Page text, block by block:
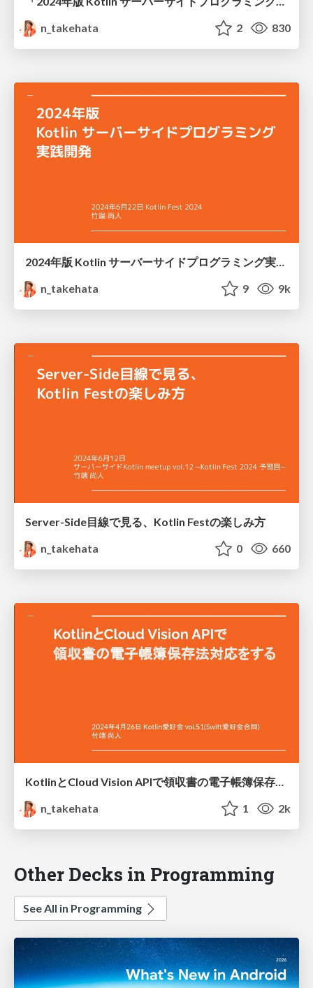
n_takehata
2 830
n_takehata
9 9k
Server-Side目線で見る、Kotlin Festの楽しみ方
n_takehata
0 660
KotlinとCloud Vision APIで領収書の電子帳簿保存法対応をする
n_takehata
1 2k
Other Decks in Programming
See All in Programming